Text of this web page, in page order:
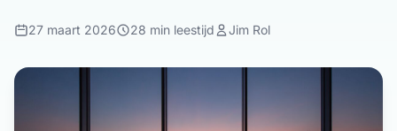
27 maart 2026 28 min leestijd Jim Rol